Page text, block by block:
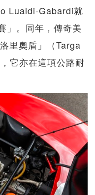
Lualdi-Gabardi就
」。同年，傳奇美
里奧盾」（Targa
它亦在這項公路耐